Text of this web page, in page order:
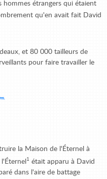
hommes étrangers qui étaient
qu'en avait fait David
et 80 000 tailleurs de
pour faire travailler le
la Maison de l'Éternel à
1 était apparu à David
dans l'aire de battage